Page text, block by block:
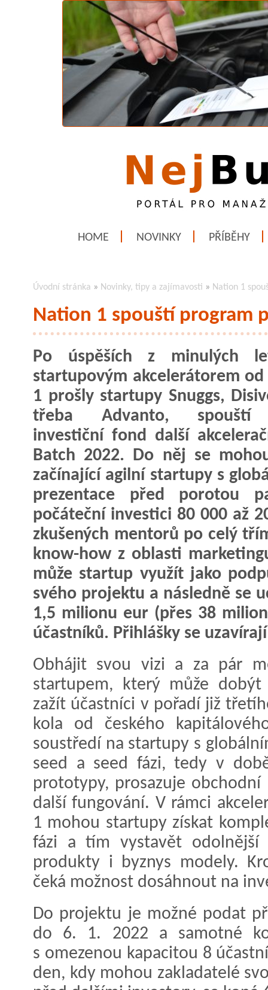
HOME NOVINKY PŘÍBĚHY
Úvodní stránka » Novinky, tipy a zajímavosti » Nation 1
Nation 1 spouští program
Po úspěších z minulých
startupovým akcelerátorem
1 prošly startupy Snuggs,
třeba Advanto, spouští
investiční fond další
Batch 2022. Do něj se
začínající agilní startupy s
prezentace před porotou
počáteční investici 80 000 až
zkušených mentorů po celý
know-how z oblasti
může startup využít jako
svého projektu a následně se
1,5 milionu eur (přes 38
účastníků. Přihlášky se
Obhájit svou vizi a za pár
startupem, který může
zažít účastníci v pořadí již
kola od českého
soustředí na startupy s
seed a seed fázi, tedy v
prototypy, prosazuje
další fungování. V rámci
1 mohou startupy získat
fázi a tím vystavět odolnější
produkty i byznys modely.
čeká možnost dosáhnout na
Do projektu je možné podat
do 6. 1. 2022 a samotné
s omezenou kapacitou 8
den, kdy mohou zakladatelé